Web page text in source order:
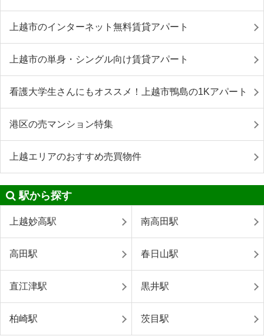
上越市のインターネット無料賃貸アパート
上越市の単身・シングル向け賃貸アパート
看護大学生さんにもオススメ！上越市鴨島の1Kアパート
港区の売マンション特集
上越エリアのおすすめ売買物件
駅から探す
上越妙高駅 南高田駅
高田駅 春日山駅
直江津駅 黒井駅
柏崎駅 茨目駅